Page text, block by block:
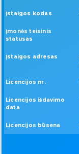
Įstaigos kodas
Įmonės teisinis
statusas
Įstaigos adresas
Licencijos nr.
Licencijos išdavimo
data
Licencijos būsena